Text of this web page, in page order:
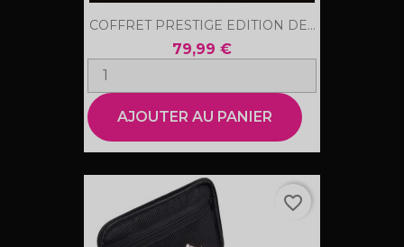
COFFRET PRESTIGE EDITION DE...
79,99 €
AJOUTER AU PANIER
favorite_border